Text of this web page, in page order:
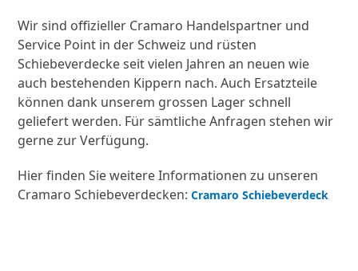
Wir sind offizieller Cramaro Handelspartner und
Service Point in der Schweiz und rüsten
Schiebeverdecke seit vielen Jahren an neuen wie
auch bestehenden Kippern nach. Auch Ersatzteile
können dank unserem grossen Lager schnell
geliefert werden. Für sämtliche Anfragen stehen wir
gerne zur Verfügung.
Hier finden Sie weitere Informationen zu unseren
Cramaro Schiebeverdecken:Cramaro Schiebeverdeck